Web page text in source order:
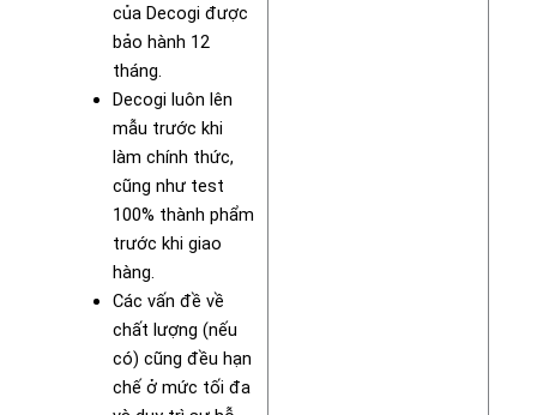
của Decogi được
bảo hành 12
tháng.
Decogi luôn lên
mẫu trước khi
làm chính thức,
cũng như test
100% thành phẩm
trước khi giao
hàng.
Các vấn đề về
chất lượng (nếu
có) cũng đều hạn
chế ở mức tối đa